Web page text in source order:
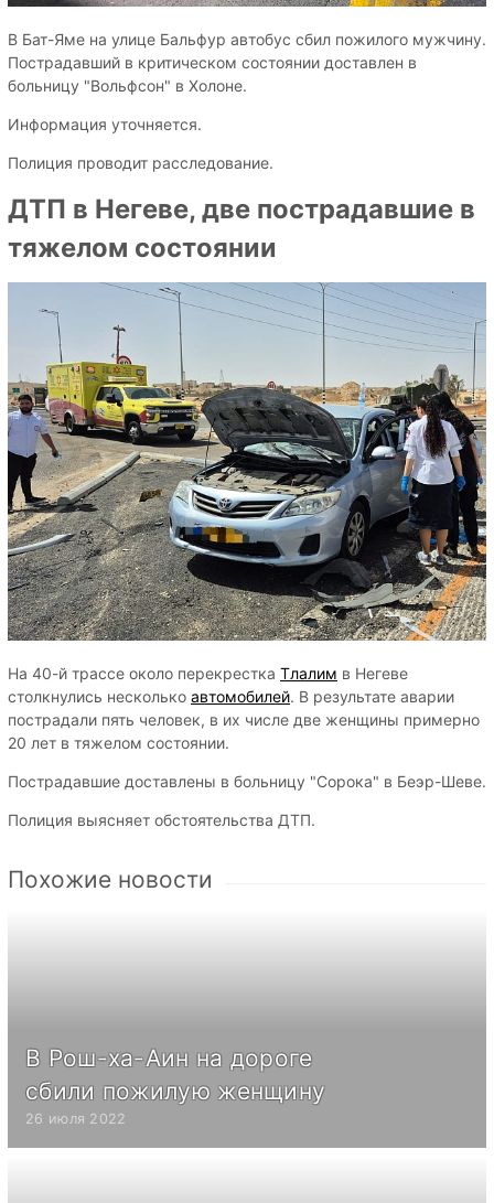
В Бат-Яме на улице Бальфур автобус сбил пожилого мужчину.
Пострадавший в критическом состоянии доставлен в
больницу "Вольфсон" в Холоне.
Информация уточняется.
Полиция проводит расследование.
ДТП в Негеве, две пострадавшие в
тяжелом состоянии
На 40-й трассе около перекрестка Тлалим в Негеве
столкнулись несколько автомобилей. В результате аварии
пострадали пять человек, в их числе две женщины примерно
20 лет в тяжелом состоянии.
Пострадавшие доставлены в больницу "Сорока" в Беэр-Шеве.
Полиция выясняет обстоятельства ДТП.
Похожие новости
В Рош-ха-Аин на дороге
сбили пожилую женщину
26 июля 2022